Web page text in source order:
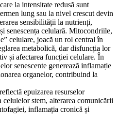
la intensitate redusă sunt
lung sau la nivel crescut devin
sensibilității la nutrienți,
senescența celulară. Mitocondriile,
celulare, joacă un rol central în
metabolică, dar disfuncția lor
și afectarea funcției celulare. În
senescente generează inflamație
organelor, contribuind la
epuizarea resurselor
celulelor stem, alterarea comunicării
inflamația cronică și